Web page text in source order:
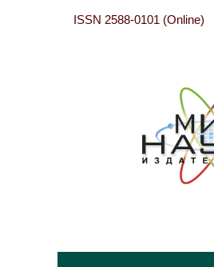
ISSN 2588-0101 (Online)